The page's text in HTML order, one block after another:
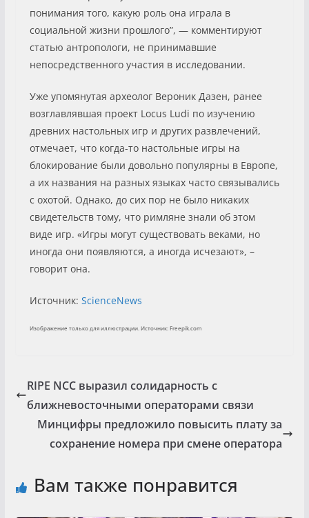
понимания того, какую роль она играла в
социальной жизни прошлого”, — комментируют
статью антропологи, не принимавшие
непосредственного участия в исследовании.
Уже упомянутая археолог Вероник Дазен, ранее
возглавлявшая проект Locus Ludi по изучению
древних настольных игр и других развлечений,
отмечает, что когда-то настольные игры на
блокирование были довольно популярны в Европе,
а их названия на разных языках часто связывались
с охотой. Однако, до сих пор не было никаких
свидетельств тому, что римляне знали об этом
виде игр. «Игры могут существовать веками, но
иногда они появляются, а иногда исчезают», –
говорит она.
Источник: ScienceNews
Изображение только для иллюстрации. Источник: Freepik.com
RIPE NCC выразил солидарность с
ближневосточными операторами связи
Минцифры предложило повысить плату за
сохранение номера при смене оператора
Вам также понравится